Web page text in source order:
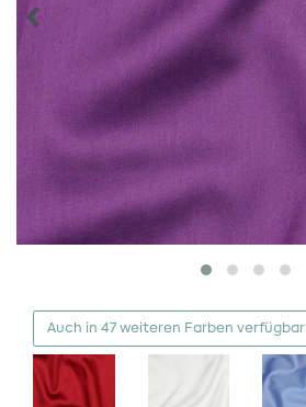
Auch in 47 weiteren Farben verfügbar